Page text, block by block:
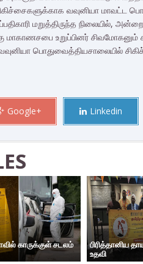
வவுனியா மாவட்ட
மறுத்திருந்த நிலையில்,
மாகாணசபை உறுப்பினர் சிவமோகனும்
பொதுவைத்தியசாலையில்
Google+ Linkedin
காருக்குள் சடலம்
பிரித்தானிய
உதவி